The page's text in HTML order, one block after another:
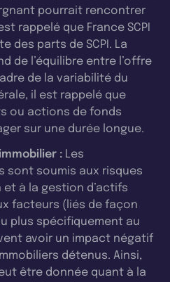
pourrait rencontrer
rappelé que France SCPI
des parts de SCPI. La
de l’équilibre entre l’offre
de la variabilité du
il est rappelé que
ou actions de fonds
sur une durée longue.
: Les
sont soumis aux risques
à la gestion d’actifs
facteurs (liés de façon
plus spécifiquement au
avoir un impact négatif
détenus. Ainsi,
être donnée quant à la